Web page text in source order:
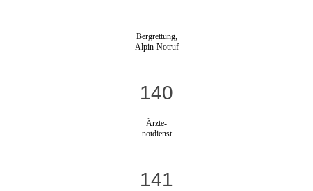
Bergrettung,
Alpin-Notruf
140
Ärzte-
notdienst
141